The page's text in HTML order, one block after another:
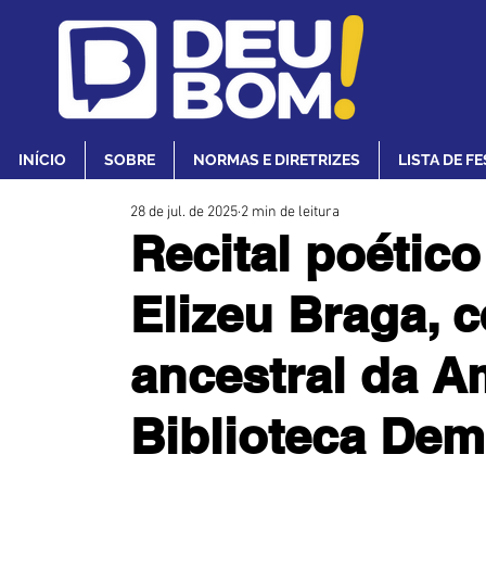
INÍCIO SOBRE NORMAS E DIRETRIZES LISTA DE
Recital
Elizeu Braga,
ancestral da
Biblioteca
28 de jul. de 2025 2 min de leitura